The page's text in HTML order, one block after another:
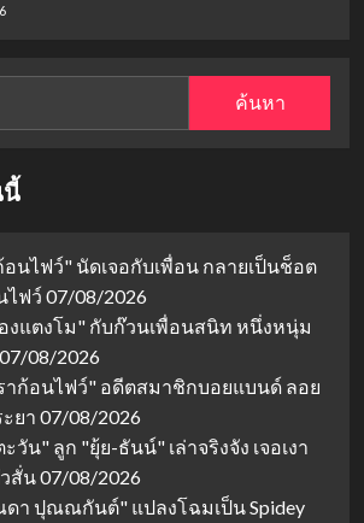
นี้
อนไฟว์" นัดเจอกับเพื่อน กลายเป็นช็อต
ไฟว์ 07/08/2026
งแตงโม" กับก๊วนเพื่อนสนิท หนึ่งหนุ่ม
07/08/2026
าก้อนไฟว์" อดีตสมาชิกบอยแบนด์ ลอย
ยา 07/08/2026
วัน" ลูก "ยุ้ย-ธันน์" เล่าจริงจัง เจอเงา
สั่น07/08/2026
า ปุณณกันต์" แปลงโฉมเป็น Spidey